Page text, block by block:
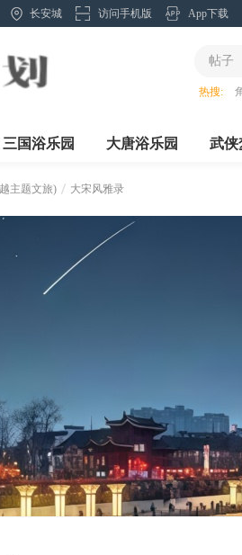
长安城 访问手机版 App下载
帖子
热搜:
三国浴乐园 大唐浴乐园 武侠
主题文旅) 大宋风雅录